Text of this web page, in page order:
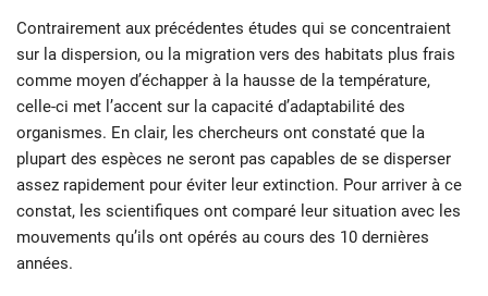
Contrairement aux précédentes études qui se concentraient
sur la dispersion, ou la migration vers des habitats plus frais
comme moyen d’échapper à la hausse de la température,
celle-ci met l’accent sur la capacité d’adaptabilité des
organismes. En clair, les chercheurs ont constaté que la
plupart des espèces ne seront pas capables de se disperser
assez rapidement pour éviter leur extinction. Pour arriver à ce
constat, les scientifiques ont comparé leur situation avec les
mouvements qu’ils ont opérés au cours des 10 dernières
années.